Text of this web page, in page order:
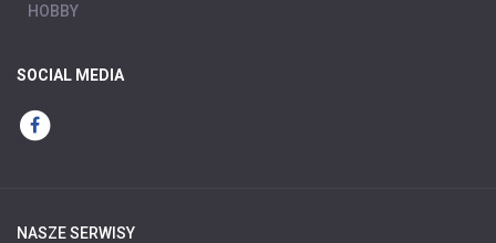
HOBBY
SOCIAL MEDIA
NASZE SERWISY